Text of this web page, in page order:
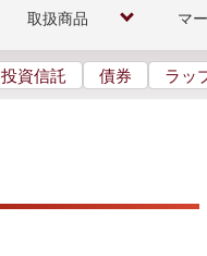
取扱商品 マ
投資信託 債券 ラッ